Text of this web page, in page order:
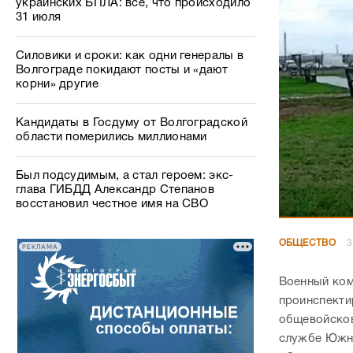
украинских БПЛА: все, что происходило
31 июля
Силовики и сроки: как одни генералы в
Волгограде покидают посты и «дают
корни» другие
Кандидаты в Госдуму от Волгоградской
области померились миллионами
Был подсудимым, а стал героем: экс-
глава ГИБДД Александр Степанов
восстановил честное имя на СВО
РЕКЛАМА ОБЩЕСТВО
Военный
службе